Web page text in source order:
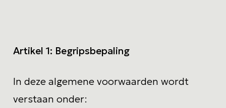
Artikel 1: Begripsbepaling
In deze algemene voorwaarden wordt
verstaan onder: